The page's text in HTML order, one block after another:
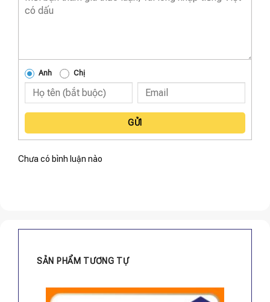
Anh Chị
GỬI
Chưa có bình luận nào
SẢN PHẨM TƯƠNG TỰ